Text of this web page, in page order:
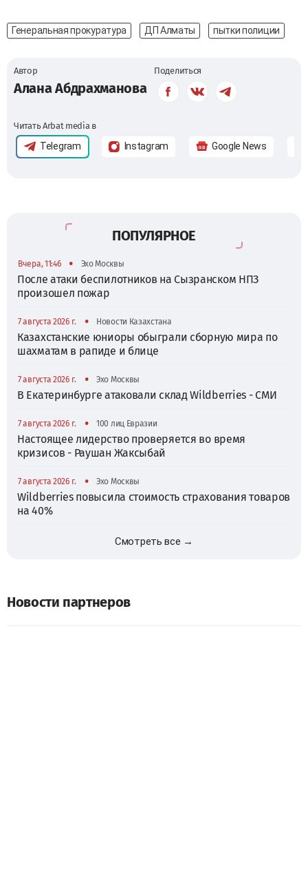
Генеральная прокуратура ДП Алматы пытки полиции
Автор
Алана Абдрахманова
Поделиться
Читать Arbat media в
Telegram Instagram Google News
ПОПУЛЯРНОЕ
Вчера, 11:46 • Эхо Москвы
После атаки беспилотников на Сызранском НПЗ
произошел пожар
7 августа 2026 г. • Новости Казахстана
Казахстанские юниоры обыграли сборную мира по
шахматам в рапиде и блице
7 августа 2026 г. • Эхо Москвы
В Екатеринбурге атаковали склад Wildberries - СМИ
7 августа 2026 г. • 100 лиц Евразии
Настоящее лидерство проверяется во время
кризисов - Раушан Жаксыбай
7 августа 2026 г. • Эхо Москвы
Wildberries повысила стоимость страхования товаров
на 40%
Смотреть все →
Новости партнеров